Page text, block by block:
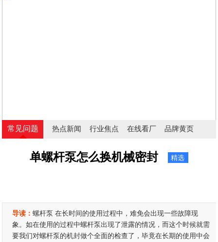
常见问题 热点新闻 行业焦点 在线看厂 品牌黄页
单螺杆泵怎么换机械密封 精选
导读：螺杆泵 在长时间的使用过程中，难免会出现一些故障现
象。如在使用的过程中螺杆泵出现了泄露的情况，而这个时候就需
要我们对螺杆泵的机封做个全面的检查了，毕竟在长期的使用中会